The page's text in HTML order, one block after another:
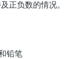
正负数的情况。
铅笔